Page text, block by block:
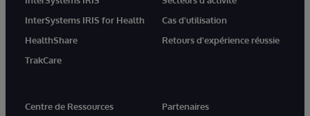
InterSystems IRIS for Health
HealthShare
TrakCare
Cas d'utilisation
Retours d'expérience réussie
Centre de Ressources
Partenaires